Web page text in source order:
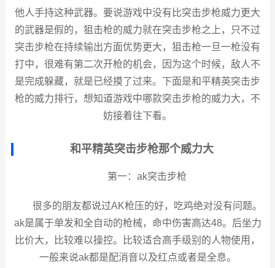
他人手持这种武器。要说游戏中没有比突击步枪威力更大
的武器是假的，狙击枪的威力就在突击步枪之上，只不过
突击步枪在持续输出方面优势更大，狙击枪一旦一枪没有
打中，很难有第二次开枪的机会，因为这个时候，敌人不
是完成躲藏，就是已经摸了过来。下面是和平精英突击步
枪的威力排行，想知道游戏中哪款突击步枪的威力大，不
妨接着往下看。
和平精英突击步枪那个威力大
第一：ak突击步枪
很多的朋友都说过AK枪压的好，吃鸡绝对没有问题。
ak是属于单发和全自动的枪械，命中伤害高达48。后坐力
比价大，比较难以操控。比较适合高手级别的人物使用，
一般来说ak都是配消音以及红点或者是全息。